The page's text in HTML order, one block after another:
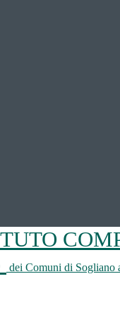
dei Comuni di Sogliano